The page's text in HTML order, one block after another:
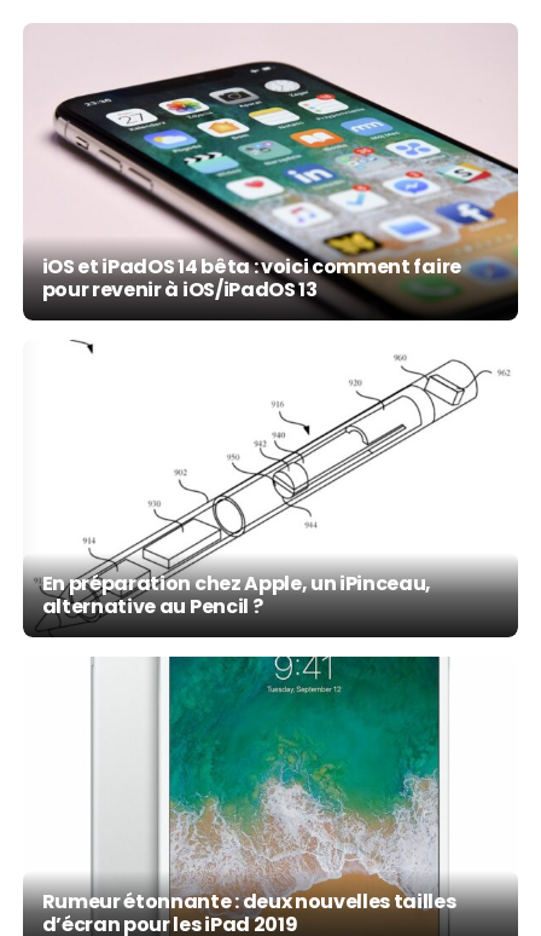
iOS et iPadOS 14 bêta : voici comment faire
pour revenir à iOS/iPadOS 13
En préparation chez Apple, un iPinceau,
alternative au Pencil ?
Rumeur étonnante : deux nouvelles tailles
d’écran pour les iPad 2019